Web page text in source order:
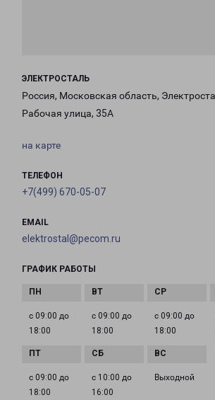
ЭЛЕКТРОСТАЛЬ
Россия, Московская область,
Рабочая улица, 35А
на карте
ТЕЛЕФОН
+7(499) 670-05-07
EMAIL
elektrostal@pecom.ru
ГРАФИК РАБОТЫ
с 09:00 до
18:00
с 09:00 до
18:00
с 09:00 до
18:00
с 09:00 до
18:00
с 10:00 до
16:00
Выходной